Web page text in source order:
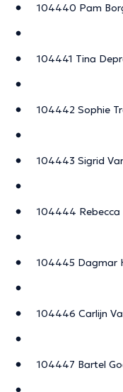
104440 Pam
104441 Tina
104442 Sophie
104443 Sigrid
104444
104445 Dagmar
104446 Carlijn
104447 Bartel